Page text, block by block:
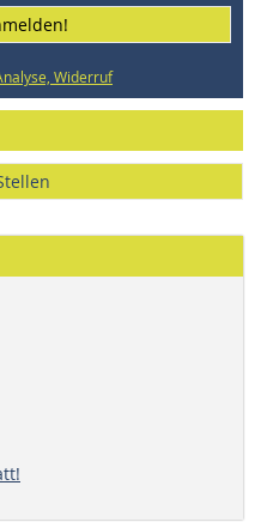
Widerruf